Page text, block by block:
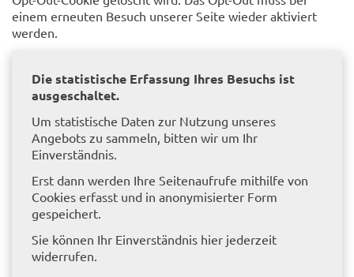
einem erneuten Besuch unserer Seite wieder aktiviert
werden.
Die statistische Erfassung Ihres Besuchs ist
ausgeschaltet.
Um statistische Daten zur Nutzung unseres
Angebots zu sammeln, bitten wir um Ihr
Einverständnis.
Erst dann werden Ihre Seitenaufrufe mithilfe von
Cookies erfasst und in anonymisierter Form
gespeichert.
Sie können Ihr Einverständnis hier jederzeit
widerrufen.